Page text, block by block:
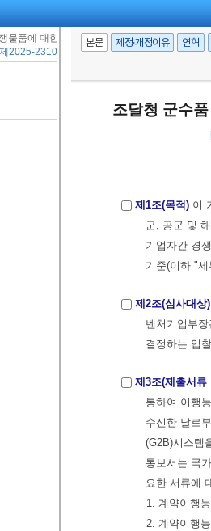
물품에 대한 계약이행능력심사 세부기준
2025-2310호, 2025. 3. 14., 일부개정]
본문 제정·개정이유 연혁
조달청 군수
제1조(목적) 이
군, 공군 및
기업자간 경
기준(이하 "
제2조(심사대상)
벤처기업부
결정하는 입
제3조(제출서
통하여 이행
수신한 날로
(G2B)시스템
통보서는 국
요한 서류에
1. 계약이행
2. 계약이행